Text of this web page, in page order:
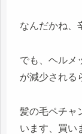
なんだかね、
でも、ヘルメ
が減少される
髪の毛ペチャ
います、買い